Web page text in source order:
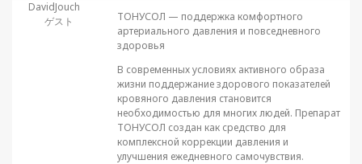
DavidJouch
ゲスト
ТОНУСОЛ — поддержка комфортного
артериального давления и повседневного
здоровья
В современных условиях активного образа
жизни поддержание здорового показателей
кровяного давления становится
необходимостью для многих людей. Препарат
ТОНУСОЛ создан как средство для
комплексной коррекции давления и
улучшения ежедневного самочувствия.